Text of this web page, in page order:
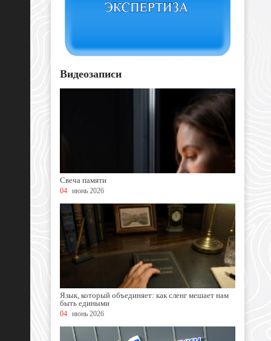
Видеозаписи
Свеча памяти
04 июнь 2026
Язык, который объединяет: как сленг мешает нам
быть едиными
04 июнь 2026